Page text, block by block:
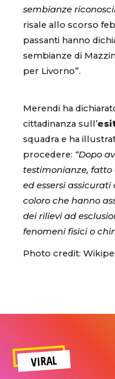
sembianze
risale allo scorso
passanti hanno
sembianze di
per Livorno”.
Merendi ha
cittadinanza sull’
squadra e ha
procedere: “Dopo
testimonianze,
ed essersi
coloro che hanno
dei rilievi ad
fenomeni fisici o
Photo credit:
VIRAL